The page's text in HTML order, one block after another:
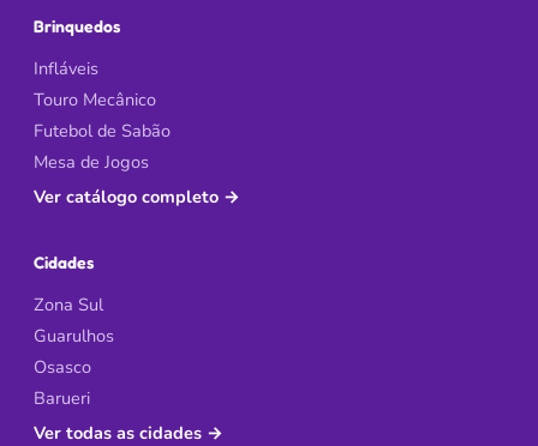
Brinquedos
Infláveis
Touro Mecânico
Futebol de Sabão
Mesa de Jogos
Ver catálogo completo →
Cidades
Zona Sul
Guarulhos
Osasco
Barueri
Ver todas as cidades →